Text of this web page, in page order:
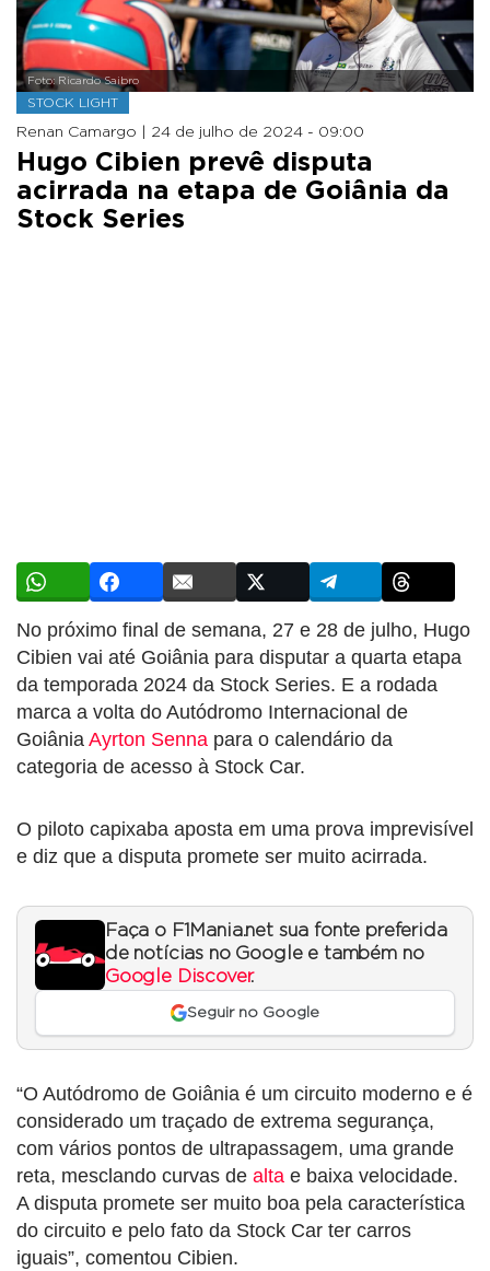
Foto: Ricardo Saibro
STOCK LIGHT
Renan Camargo | 24 de julho de 2024 - 09:00
Hugo Cibien prevê disputa
acirrada na etapa de Goiânia da
Stock Series
No próximo final de semana, 27 e 28 de julho, Hugo
Cibien vai até Goiânia para disputar a quarta etapa
da temporada 2024 da Stock Series. E a rodada
marca a volta do Autódromo Internacional de
Goiânia Ayrton Senna para o calendário da
categoria de acesso à Stock Car.
O piloto capixaba aposta em uma prova imprevisível
e diz que a disputa promete ser muito acirrada.
Faça o F1Mania.net sua fonte preferida
de notícias no Google e também no
Google Discover.
Seguir no Google
“O Autódromo de Goiânia é um circuito moderno e é
considerado um traçado de extrema segurança,
com vários pontos de ultrapassagem, uma grande
reta, mesclando curvas de alta e baixa velocidade.
A disputa promete ser muito boa pela característica
do circuito e pelo fato da Stock Car ter carros
iguais”, comentou Cibien.